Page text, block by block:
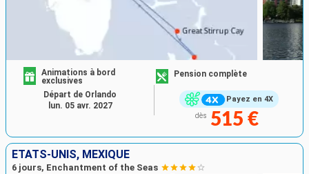
Payez en 4X
Animations à bord
exclusives
Pension complète
dès 515 €
Départ de Orlando
lun. 05 avr. 2027
ÉTATS-UNIS, MEXIQUE
6 jours, Enchantment of the Seas